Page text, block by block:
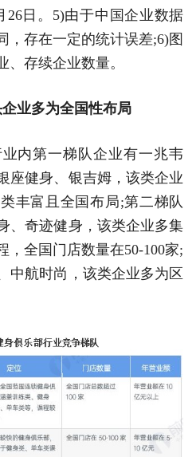
26日。5)由于中国企业数据
，存在一定的统计误差;6)图
存续企业数量。
业多为全国性布局
内第一梯队企业有一兆韦
座健身、银吉姆，该类企业
丰富且全国布局;第二梯队
、奇迹健身，该类企业多集
，全国门店数量在50-100家;
中航时尚，该类企业多为区